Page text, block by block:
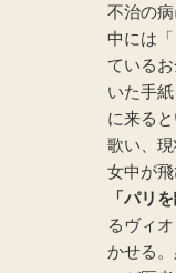
不治の
中には
ている
いた手
に来る
歌い、
女中が
「パリ
るヴィ
かせる